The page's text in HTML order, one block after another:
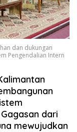
dan dukungan
Pengendalian Intern
dari
mewujudkan